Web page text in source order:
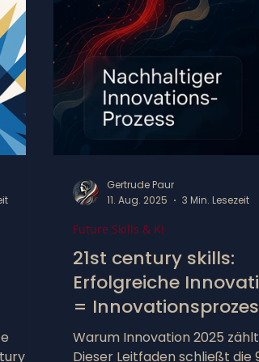
im Team. Kleine Experimente
Alltag, offenes Feedback und
Bereitschaft, aus Fehlern zu
lernen, machen den
Echte Entwicklung beginnt,
du handelst, statt auf den
21st century skills:
Erfolgreiche
= Innovationsprozess
nachhaltig
Warum Innovation 2025
Dieser Leitfaden schließt die
Future Skills & KI
Gertrude Paur
11. Aug. 2025
3 Min. Lesezeit